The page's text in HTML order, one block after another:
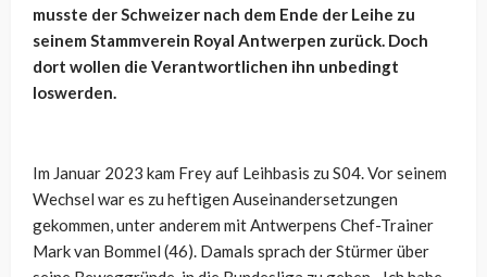
musste der Schweizer nach dem Ende der Leihe zu
seinem Stammverein Royal Antwerpen zurück. Doch
dort wollen die Verantwortlichen ihn unbedingt
loswerden.
Im Januar 2023 kam Frey auf Leihbasis zu S04. Vor seinem
Wechsel war es zu heftigen Auseinandersetzungen
gekommen, unter anderem mit Antwerpens Chef-Trainer
Mark van Bommel (46). Damals sprach der Stürmer über